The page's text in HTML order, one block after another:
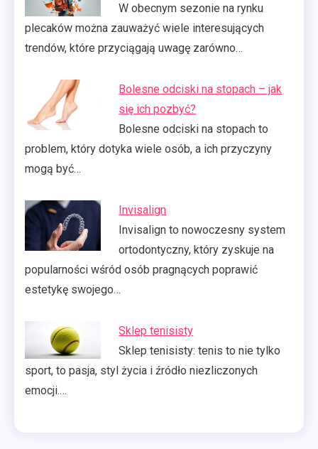
W obecnym sezonie na rynku
plecaków można zauważyć wiele interesujących
trendów, które przyciągają uwagę zarówno…
Bolesne odciski na stopach – jak
się ich pozbyć?
Bolesne odciski na stopach to
problem, który dotyka wiele osób, a ich przyczyny
mogą być…
Invisalign
Invisalign to nowoczesny system
ortodontyczny, który zyskuje na
popularności wśród osób pragnących poprawić
estetykę swojego…
Sklep tenisisty
Sklep tenisisty: tenis to nie tylko
sport, to pasja, styl życia i źródło niezliczonych
emocji.…